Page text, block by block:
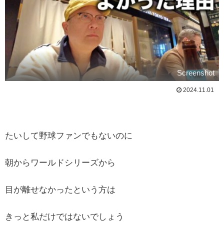
Screenshot
2024.11.01
たいして野球ファンでもないのに
朝からワールドシリーズから
目が離せなかったという方は
きっと私だけではないでしょう